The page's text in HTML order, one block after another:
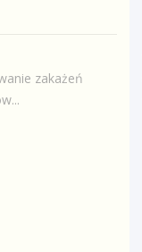
zakażeń